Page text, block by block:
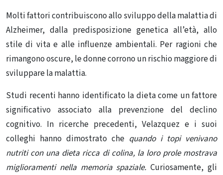
Molti fattori contribuiscono allo sviluppo della malattia di
Alzheimer, dalla predisposizione genetica all’età, allo
stile di vita e alle influenze ambientali. Per ragioni che
rimangono oscure, le donne corrono un rischio maggiore di
sviluppare la malattia.
Studi recenti hanno identificato la dieta come un fattore
significativo associato alla prevenzione del declino
cognitivo. In ricerche precedenti, Velazquez e i suoi
colleghi hanno dimostrato che quando i topi venivano
nutriti con una dieta ricca di colina, la loro prole mostrava
miglioramenti nella memoria spaziale. Curiosamente, gli